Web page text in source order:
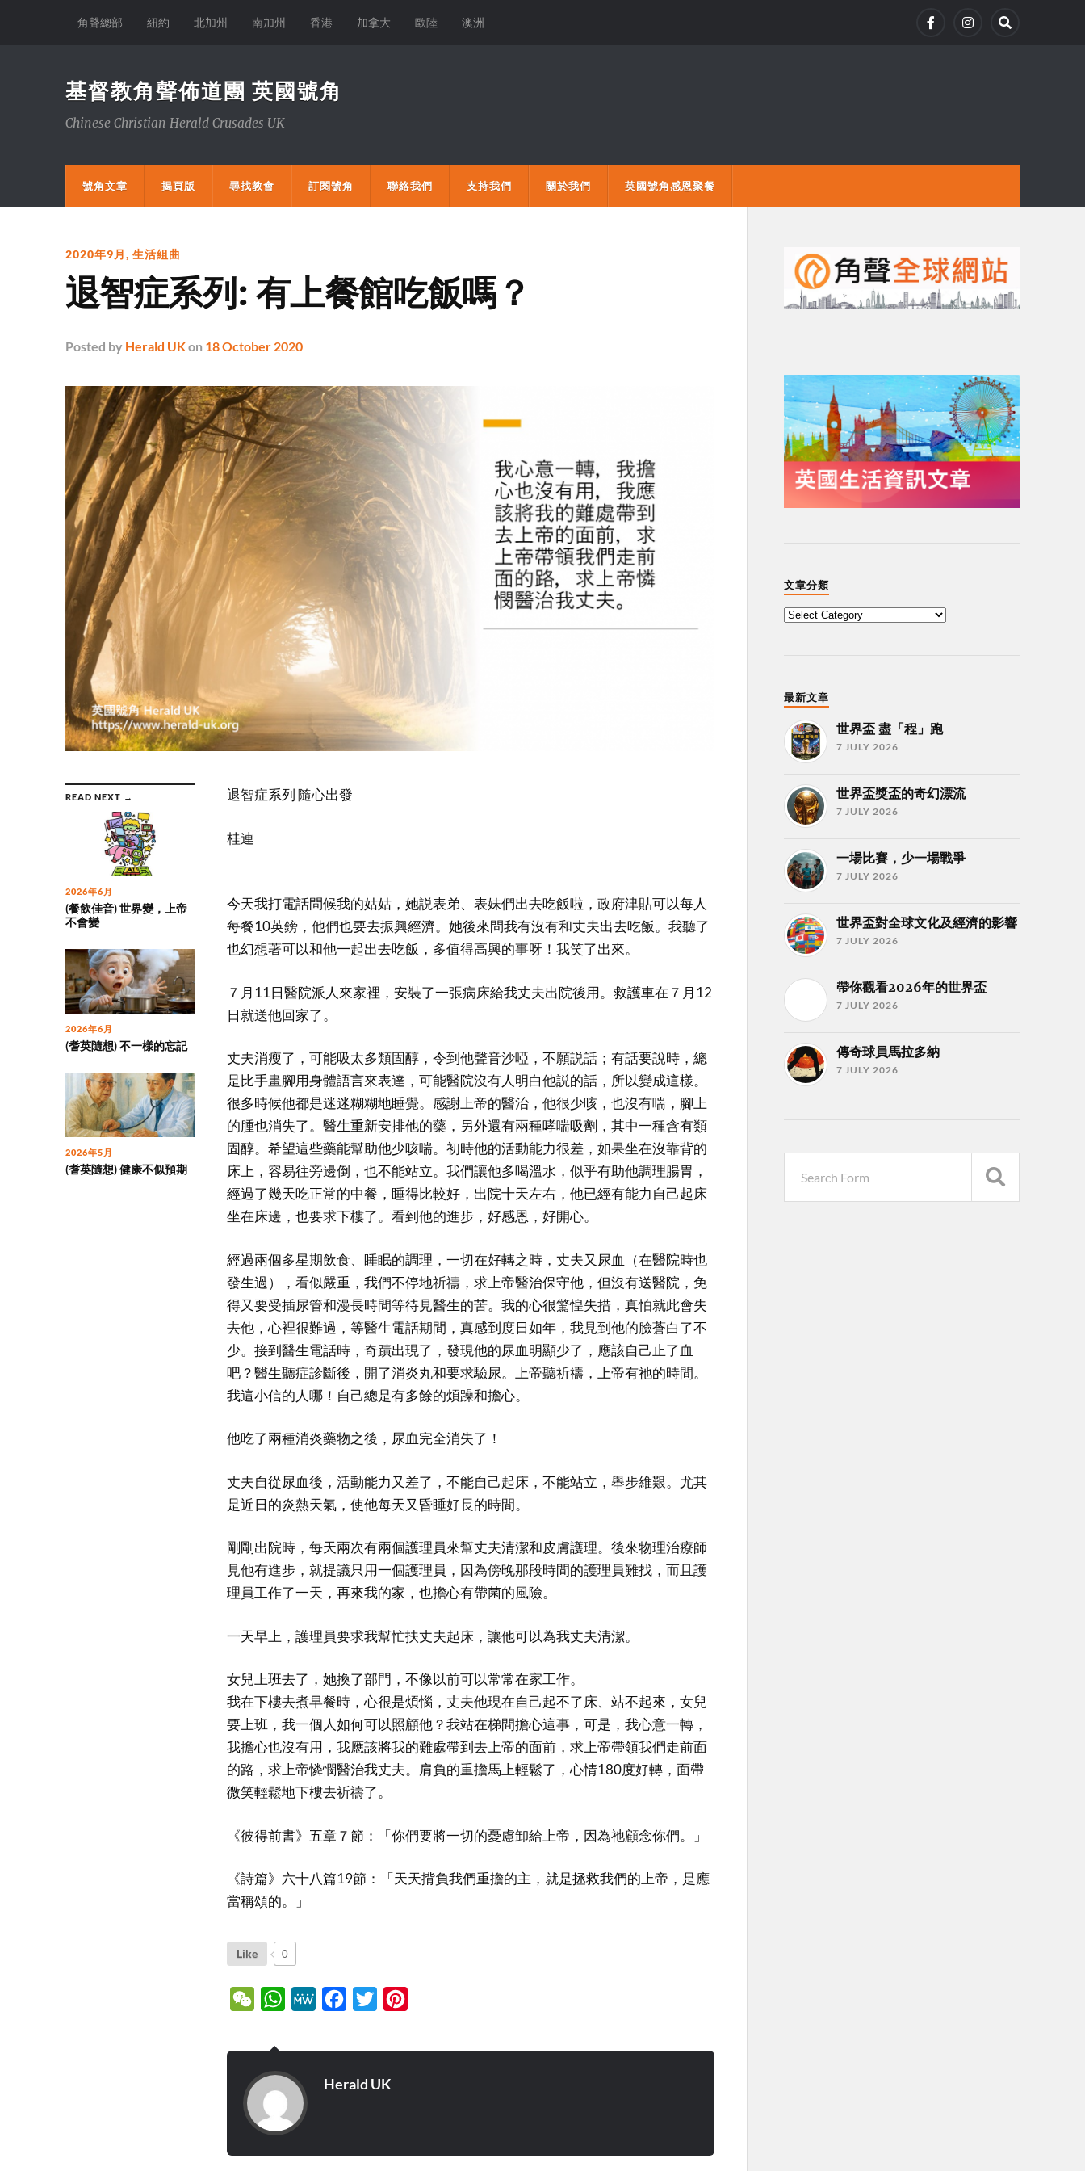
角聲總部 紐約 北加州 南加州 香港 加拿大 歐陸 澳洲
基督教角聲佈道團 英國號角
Chinese Christian Herald Crusades UK
號角文章 揭頁版 尋找教會 訂閱號角 聯絡我們 支持我們 關於我們 英國號角感恩聚餐
2020年9月, 生活組曲
退智症系列: 有上餐館吃飯嗎？
Posted by Herald UKon 18 October 2020
READ NEXT →
2026年6月
(餐飲佳音) 世界變，上帝
不會變
2026年6月
(耆英隨想) 不一樣的忘記
2026年5月
(耆英隨想) 健康不似預期
退智症系列 隨心出發
桂連
今天我打電話問候我的姑姑，她説表弟、表妹們出去吃飯啦，政府津貼可以每人
每餐10英鎊，他們也要去振興經濟。她後來問我有沒有和丈夫出去吃飯。我聽了
也幻想著可以和他一起出去吃飯，多值得高興的事呀！我笑了出來。
７月11日醫院派人來家裡，安裝了一張病床給我丈夫出院後用。救護車在７月12
日就送他回家了。
丈夫消瘦了，可能吸太多類固醇，令到他聲音沙啞，不願説話；有話要說時，總
是比手畫腳用身體語言來表達，可能醫院沒有人明白他説的話，所以變成這樣。
很多時候他都是迷迷糊糊地睡覺。感謝上帝的醫治，他很少咳，也沒有喘，腳上
的腫也消失了。醫生重新安排他的藥，另外還有兩種哮喘吸劑，其中一種含有類
固醇。希望這些藥能幫助他少咳喘。初時他的活動能力很差，如果坐在沒靠背的
床上，容易往旁邊倒，也不能站立。我們讓他多喝溫水，似乎有助他調理腸胃，
經過了幾天吃正常的中餐，睡得比較好，出院十天左右，他已經有能力自己起床
坐在床邊，也要求下樓了。看到他的進步，好感恩，好開心。
經過兩個多星期飲食、睡眠的調理，一切在好轉之時，丈夫又尿血（在醫院時也
發生過），看似嚴重，我們不停地祈禱，求上帝醫治保守他，但沒有送醫院，免
得又要受插尿管和漫長時間等待見醫生的苦。我的心很驚惶失措，真怕就此會失
去他，心裡很難過，等醫生電話期間，真感到度日如年，我見到他的臉蒼白了不
少。接到醫生電話時，奇蹟出現了，發現他的尿血明顯少了，應該自己止了血
吧？醫生聽症診斷後，開了消炎丸和要求驗尿。上帝聽祈禱，上帝有祂的時間。
我這小信的人哪！自己總是有多餘的煩躁和擔心。
他吃了兩種消炎藥物之後，尿血完全消失了！
丈夫自從尿血後，活動能力又差了，不能自己起床，不能站立，舉步維艱。尤其
是近日的炎熱天氣，使他每天又昏睡好長的時間。
剛剛出院時，每天兩次有兩個護理員來幫丈夫清潔和皮膚護理。後來物理治療師
見他有進步，就提議只用一個護理員，因為傍晚那段時間的護理員難找，而且護
理員工作了一天，再來我的家，也擔心有帶菌的風險。
一天早上，護理員要求我幫忙扶丈夫起床，讓他可以為我丈夫清潔。
女兒上班去了，她換了部門，不像以前可以常常在家工作。
我在下樓去煮早餐時，心很是煩惱，丈夫他現在自己起不了床、站不起來，女兒
要上班，我一個人如何可以照顧他？我站在梯間擔心這事，可是，我心意一轉，
我擔心也沒有用，我應該將我的難處帶到去上帝的面前，求上帝帶領我們走前面
的路，求上帝憐憫醫治我丈夫。肩負的重擔馬上輕鬆了，心情180度好轉，面帶
微笑輕鬆地下樓去祈禱了。
《彼得前書》五章７節：「你們要將一切的憂慮卸給上帝，因為祂顧念你們。」
《詩篇》六十八篇19節：「天天揹負我們重擔的主，就是拯救我們的上帝，是應
當稱頌的。」
Like 0
WeChatWhatsApp
MeWe Facebook
Twitter
Herald UK
文章分類
最新文章
世界盃 盡「程」跑
7 JULY 2026
世界盃獎盃的奇幻漂流
7 JULY 2026
一場比賽，少一場戰爭
7 JULY 2026
世界盃對全球文化及經濟的影響
7 JULY 2026
帶你觀看2026年的世界盃
7 JULY 2026
傳奇球員馬拉多納
7 JULY 2026